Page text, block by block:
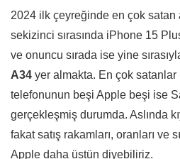
2024 ilk çeyreğinde en çok satan
sekizinci sırasında iPhone 15
ve onuncu sırada ise yine
A34 yer almakta. En çok
telefonunun beşi Apple beşi ise
gerçekleşmiş durumda. Aslında
fakat satış rakamları, oranları ve
Apple daha üstün diyebiliriz.